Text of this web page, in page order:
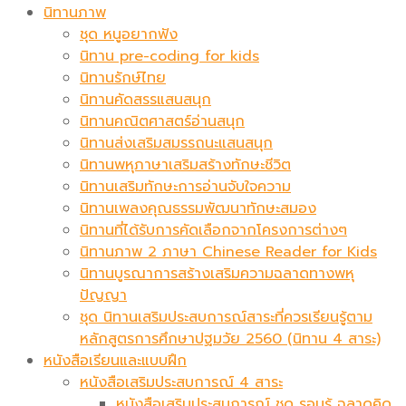
นิทานภาพ
ชุด หนูอยากฟัง
นิทาน pre-coding for kids
นิทานรักษ์ไทย
นิทานคัดสรรแสนสนุก
นิทานคณิตศาสตร์อ่านสนุก
นิทานส่งเสริมสมรรถนะแสนสนุก
นิทานพหุภาษาเสริมสร้างทักษะชีวิต
นิทานเสริมทักษะการอ่านจับใจความ
นิทานเพลงคุณธรรมพัฒนาทักษะสมอง
นิทานที่ได้รับการคัดเลือกจากโครงการต่างๆ
นิทานภาพ 2 ภาษา Chinese Reader for Kids
นิทานบูรณาการสร้างเสริมความฉลาดทางพหุ
ปัญญา
ชุด นิทานเสริมประสบการณ์สาระที่ควรเรียนรู้ตาม
หลักสูตรการศึกษาปฐมวัย 2560 (นิทาน 4 สาระ)
หนังสือเรียนและแบบฝึก
หนังสือเสริมประสบการณ์ 4 สาระ